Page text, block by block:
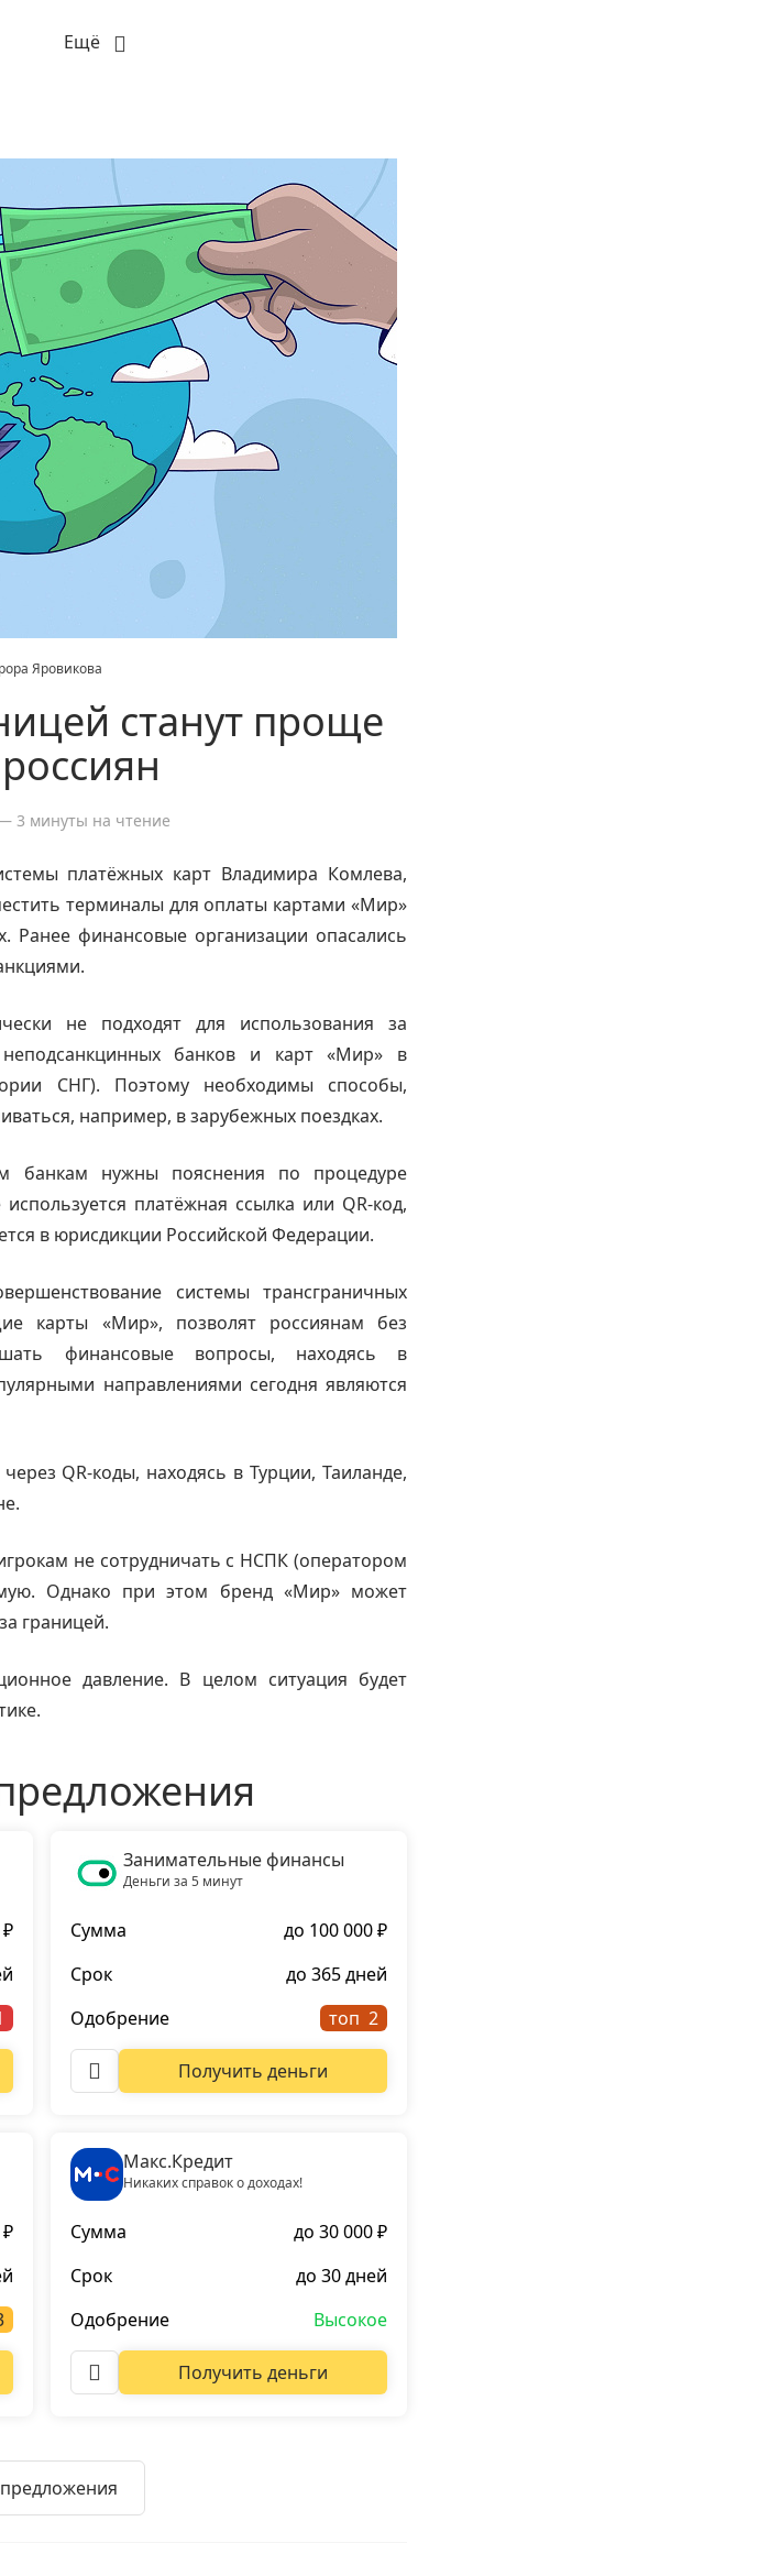
Ещё
Яровикова
станут проще
3 минуты на чтение
платёжных карт Владимира Комлева,
терминалы для оплаты картами «Мир»
Ранее финансовые организации опасались
не подходят для использования за
банков и карт «Мир» в
СНГ). Поэтому необходимы способы,
например, в зарубежных поездках.
банкам нужны пояснения по процедуре
платёжная ссылка или QR-код,
в юрисдикции Российской Федерации.
системы трансграничных
карты «Мир», позволят россиянам без
финансовые вопросы, находясь в
направлениями сегодня являются
QR-коды, находясь в Турции, Таиланде,
не сотрудничать с НСПК (оператором
Однако при этом бренд «Мир» может
границей.
давление. В целом ситуация будет
Занимательные финансы
Деньги за 5 минут
Сумма
до 100 000 ₽
Срок
до 365 дней
Одобрение
топ
Получить деньги
Макс.Кредит
Никаких справок о доходах!
Сумма
до 30 000 ₽
Срок
до 30 дней
Одобрение
Высокое
Получить деньги